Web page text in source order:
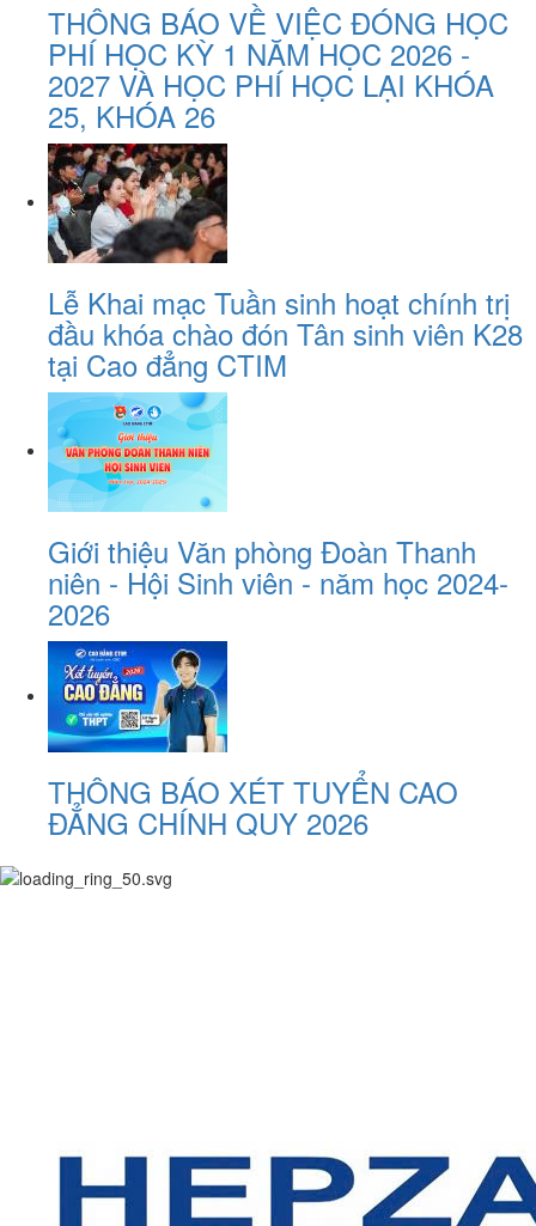
THÔNG BÁO VỀ VIỆC ĐÓNG HỌC
PHÍ HỌC KỲ 1 NĂM HỌC 2026 -
2027 VÀ HỌC PHÍ HỌC LẠI KHÓA
25, KHÓA 26
Lễ Khai mạc Tuần sinh hoạt chính trị
đầu khóa chào đón Tân sinh viên K28
tại Cao đẳng CTIM
Giới thiệu Văn phòng Đoàn Thanh
niên - Hội Sinh viên - năm học 2024-
2026
THÔNG BÁO XÉT TUYỂN CAO
ĐẲNG CHÍNH QUY 2026